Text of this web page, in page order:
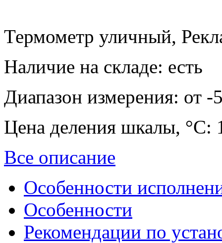
​Термометр уличный,
Наличие на складе: есть
Диапазон измерения: от -
Цена деления шкалы, °С:
Все описание
Особенности
Особенности
Рекомендации по